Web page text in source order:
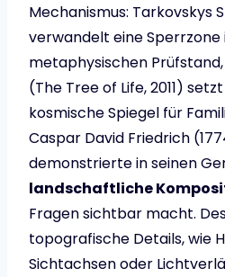
Mechanismus: Tarkovskys
verwandelt eine Sperrzone
metaphysischen
(The Tree of Life, 2011)
kosmische Spiegel für
Caspar David Friedrich
demonstrierte in seinen
landschaftliche
Fragen sichtbar macht.
topografische Details, wie
Sichtachsen oder